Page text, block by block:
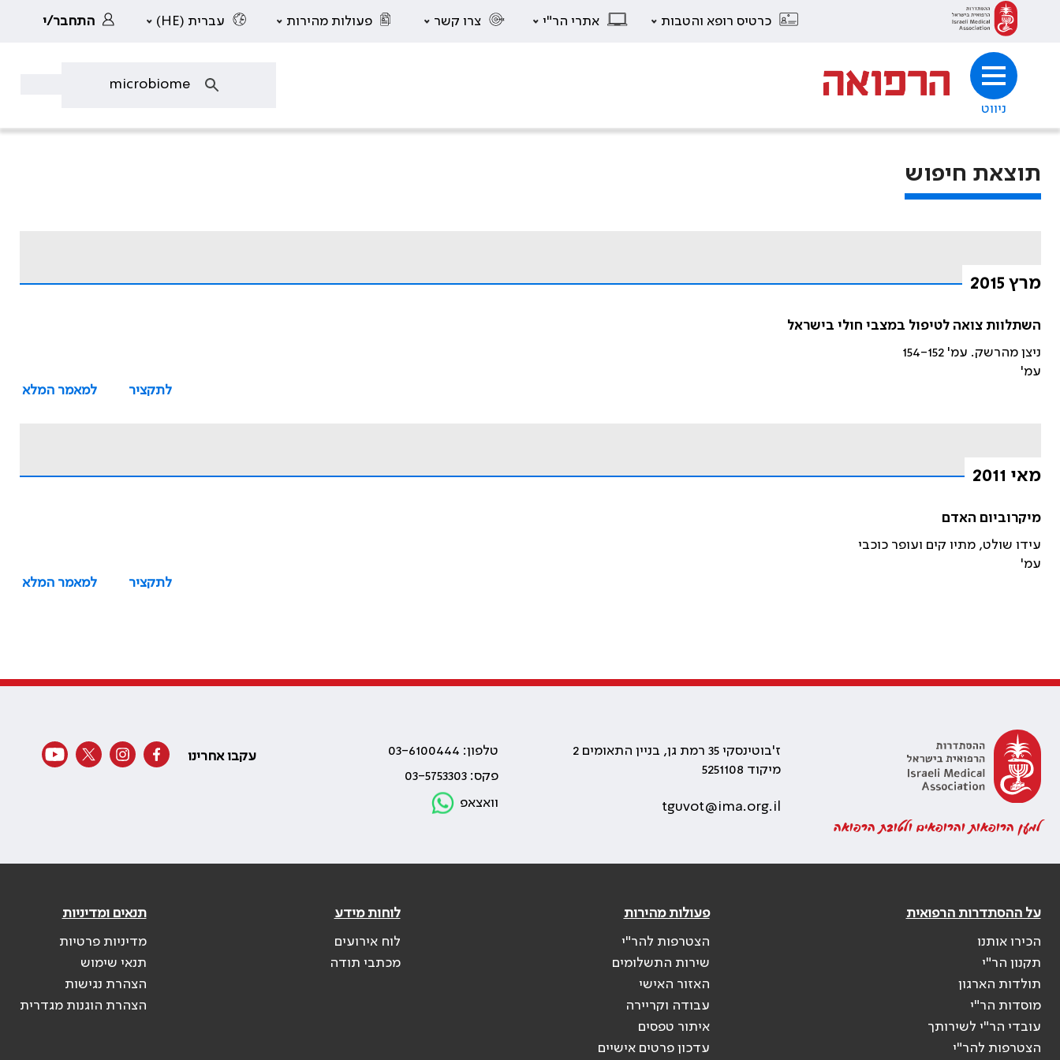
כרטיס רופא והטבות אתרי הר"י צרו קשר פעולות מהירות עברית (HE) התחבר/י
ניווט
תוצאת חיפוש
מרץ 2015
השתלוות צואה לטיפול במצבי חולי בישראל
ניצן מהרשק. עמ' 154-152
עמ'
לתקציר
למאמר המלא
מאי 2011
מיקרוביום האדם
עידו שולט, מתיו קים ועופר כוכבי
עמ'
לתקציר
למאמר המלא
למען הרופאות והרופאים ולטובת הרפואה
ז'בוטינסקי 35 רמת גן, בניין התאומים 2
מיקוד 5251108
tguvot@ima.org.il
טלפון: 03-6100444
פקס: 03-5753303
וואצאפ
עקבו אחרינו
על ההסתדרות הרפואית
הכירו אותנו
תקנון הר"י
תולדות הארגון
מוסדות הר"י
עובדי הר"י לשירותך
הצטרפות להר"י
פעולות מהירות
הצטרפות להר"י
שירות התשלומים
האזור האישי
עבודה וקריירה
איתור טפסים
עדכון פרטים אישיים
לוחות מידע
לוח אירועים
מכתבי תודה
תנאים ומדיניות
מדיניות פרטיות
תנאי שימוש
הצהרת נגישות
הצהרת הוגנות מגדרית